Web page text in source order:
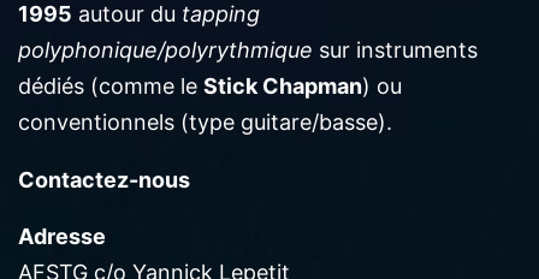
1995 autour du tapping
polyphonique/polyrythmique sur instruments
dédiés (comme le Stick Chapman) ou
conventionnels (type guitare/basse).
Contactez-nous
Adresse
AFSTG c/o Yannick Lepetit